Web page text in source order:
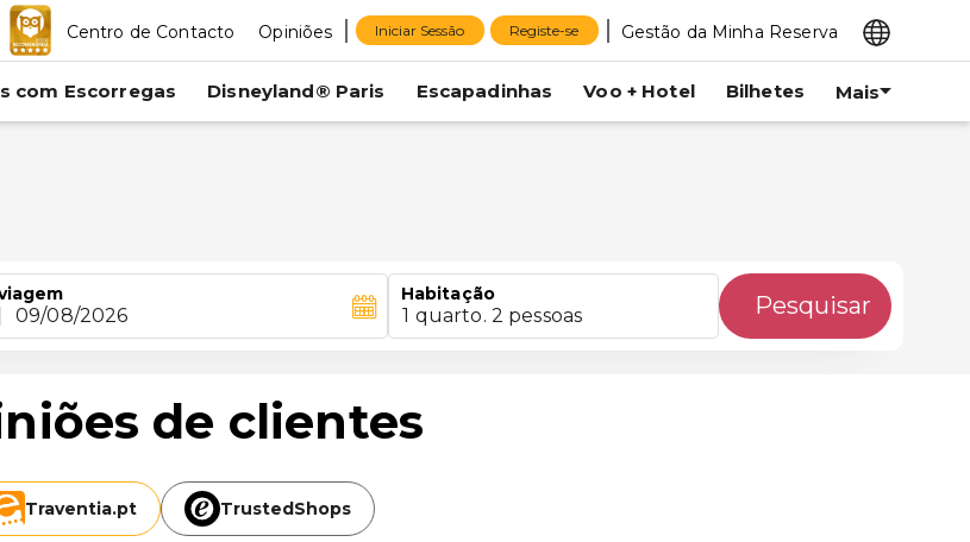
Centro de Contacto Opiniões Iniciar Sessão Registe-se Gestão da Minha Reserva
com Escorregas Disneyland® Paris Escapadinhas Voo + Hotel Bilhetes Mais
09/08/2026
Habitação
1 quarto. 2 pessoas Pesquisar
de clientes
Traventia.pt TrustedShops